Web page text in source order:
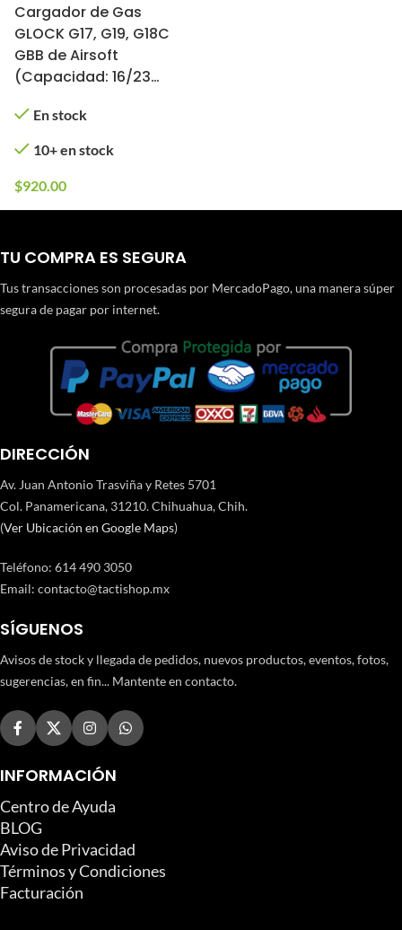
Cargador de Gas
GLOCK G17, G19, G18C
GBB de Airsoft
(Capacidad: 16/23
En stock
10+ en stock
$920.00
TU COMPRA ES SEGURA
Tus transacciones son procesadas por MercadoPago, una manera súper
segura de pagar por internet.
DIRECCIÓN
Av. Juan Antonio Trasviña y Retes 5701
Col. Panamericana, 31210. Chihuahua, Chih.
(Ver Ubicación en Google Maps)
Teléfono: 614 490 3050
Email: contacto@tactishop.mx
SÍGUENOS
Avisos de stock y llegada de pedidos, nuevos productos, eventos, fotos,
sugerencias, en fin... Mantente en contacto.
INFORMACIÓN
Centro de Ayuda
BLOG
Aviso de Privacidad
Términos y Condiciones
Facturación